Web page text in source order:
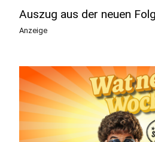
Auszug aus der neuen
Anzeige